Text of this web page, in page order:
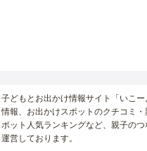
子どもとお出かけ情報サイト「いこ
情報、お出かけスポットのクチコミ
ポット人気ランキングなど、親子の
運営しております。